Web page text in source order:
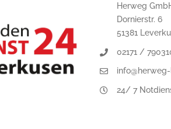
Herweg
Dornierstr. 6
51381
02171 /
24/ 7